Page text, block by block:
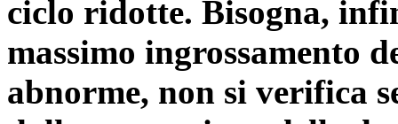
ciclo ridotte. Bisogna,
massimo ingrossamento
abnorme, non si verifica